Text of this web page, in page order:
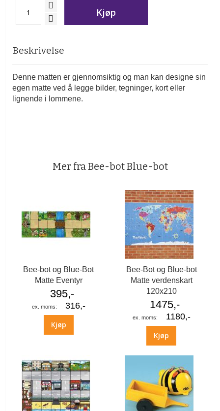
Kjøp
Beskrivelse
Denne matten er gjennomsiktig og man kan designe sin
egen matte ved å legge bilder, tegninger, kort eller
lignende i lommene.
Mer fra Bee-bot Blue-bot
Bee-bot og Blue-Bot
Matte Eventyr
395,-
316,-
Kjøp
Bee-Bot og Blue-bot
Matte verdenskart
120x210
1475,-
1180,-
Kjøp